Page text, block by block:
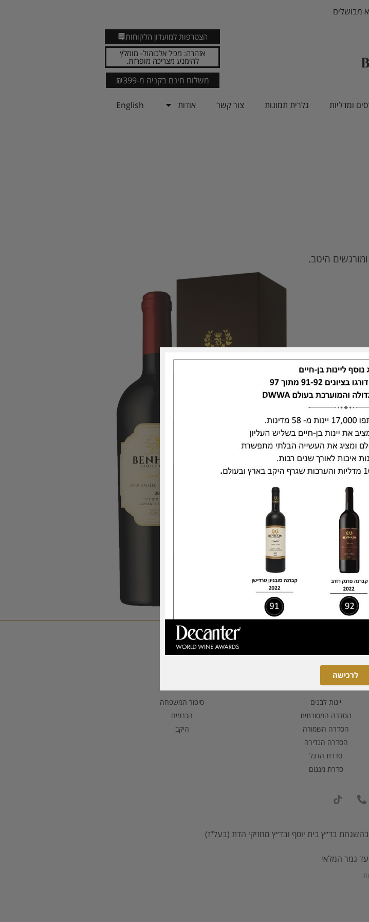
מבושלים
הצטרפות למועדון הלקוחות
אזהרה: מכיל אלכוהול- מומלץ
להימנע מצריכה מופרזת.
משלוח חינם בקניה מ-₪399
ומדליות גלרית תמונות צור קשר אודות English
היטב.
סדרת היינות
יינות לבנים
הסדרה המסורתית
הסדרה השמורה
הסדרה הנדירה
סדרת הדגל
סדרת מגנום
סיפור המשפחה
הכרמים
היקב
בד״ץ בית יוסף ובד״ץ מחזיקי הדת (בעל"ז)
גמר המלאי
לרכישה